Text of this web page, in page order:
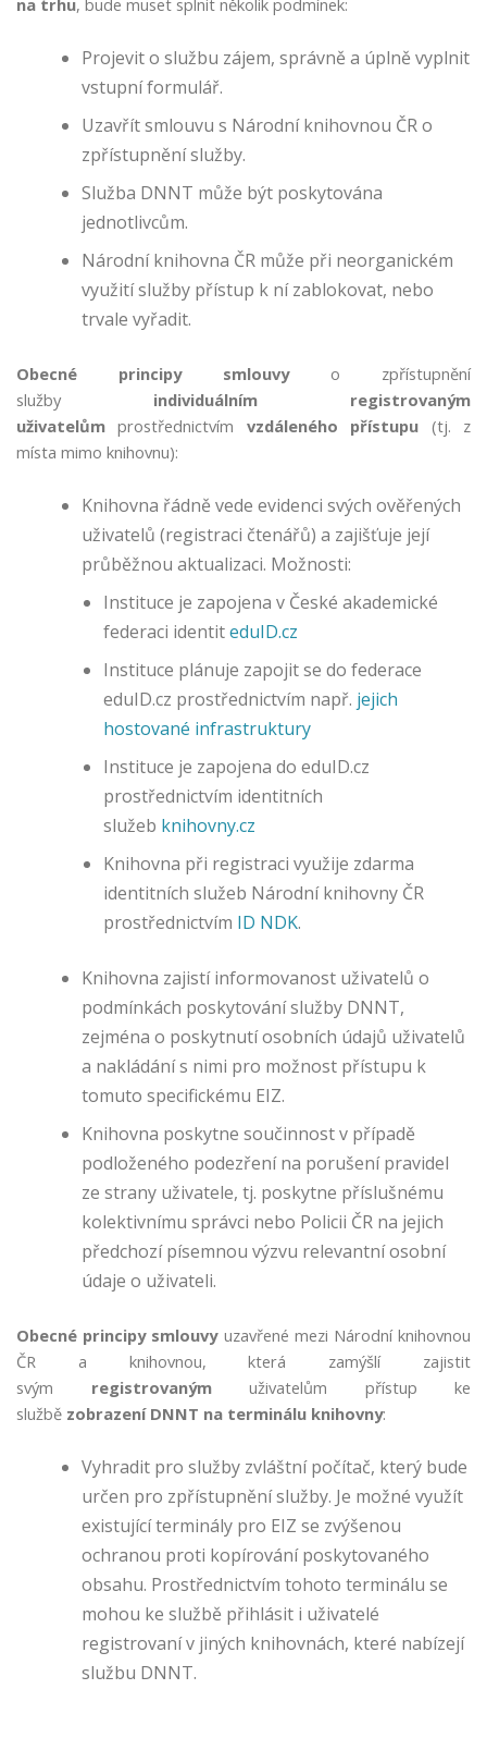
Projevit o službu zájem, správně a úplně vyplnit
vstupní formulář.
Uzavřít smlouvu s Národní knihovnou ČR o
zpřístupnění služby.
Služba DNNT může být poskytována
jednotlivcům.
Národní knihovna ČR může při neorganickém
využití služby přístup k ní zablokovat, nebo
trvale vyřadit.
Obecné principy smlouvyo zpřístupnění
služby individuálním registrovaným
uživatelům prostřednictvím vzdáleného přístupu (tj. z
místa mimo knihovnu):
Knihovna řádně vede evidenci svých ověřených
uživatelů (registraci čtenářů) a zajišťuje její
průběžnou aktualizaci. Možnosti:
Instituce je zapojena v České akademické
federaci identiteduID.cz
Instituce plánuje zapojit se do federace
eduID.cz prostřednictvím např. jejich
hostované infrastruktury
Instituce je zapojena do eduID.cz
prostřednictvím identitních
služeb knihovny.cz
Knihovna při registraci využije zdarma
identitních služeb Národní knihovny ČR
prostřednictvím ID NDK.
Knihovna zajistí informovanost uživatelů o
podmínkách poskytování služby DNNT,
zejména o poskytnutí osobních údajů uživatelů
a nakládání s nimi pro možnost přístupu k
tomuto specifickému EIZ.
Knihovna poskytne součinnost v případě
podloženého podezření na porušení pravidel
ze strany uživatele, tj. poskytne příslušnému
kolektivnímu správci nebo Policii ČR na jejich
předchozí písemnou výzvu relevantní osobní
údaje o uživateli.
Obecné principy smlouvyuzavřené mezi Národní knihovnou
ČR a knihovnou, která zamýšlí zajistit
svým registrovanýmuživatelům přístup ke
službě zobrazení DNNT na terminálu knihovny:
Vyhradit pro služby zvláštní počítač, který bude
určen pro zpřístupnění služby. Je možné využít
existující terminály pro EIZ se zvýšenou
ochranou proti kopírování poskytovaného
obsahu. Prostřednictvím tohoto terminálu se
mohou ke službě přihlásit i uživatelé
registrovaní v jiných knihovnách, které nabízejí
službu DNNT.
s
z
i
u
h
o
l
n
n
a
s
a
v
e
í
C
o
e
n
al
y
c
k
é
o
o
ki
e
al
yt
ic
k
c
o
ki
e
s
n
m